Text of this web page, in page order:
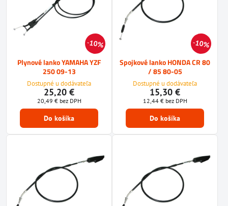
10%
Plynové lanko YAMAHA YZF
250 09-13
Dostupné u dodávateľa
25,20 €
20,49 € bez DPH
Do košíka
10%
Spojkové lanko HONDA CR 80
/ 85 80-05
Dostupné u dodávateľa
15,30 €
12,44 € bez DPH
Do košíka